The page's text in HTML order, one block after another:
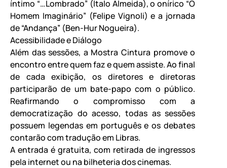
íntimo “…Lombrado” (Ítalo Almeida), o onírico “O
Homem Imaginário” (Felipe Vignoli) e a jornada
de “Andança” (Ben-Hur Nogueira).
Acessibilidade e Diálogo
Além das sessões, a Mostra Cintura promove o
encontro entre quem faz e quem assiste. Ao final
de cada exibição, os diretores e diretoras
participarão de um bate-papo com o público.
Reafirmando o compromisso com a
democratização do acesso, todas as sessões
possuem legendas em português e os debates
contarão com tradução em Libras.
A entrada é gratuita, com retirada de ingressos
pela internet ou na bilheteria dos cinemas.